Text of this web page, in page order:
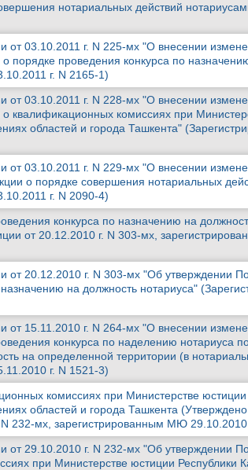
нотариальных действий
от 03.10.2011 г. N 225-мх "О внесении
порядке проведения конкурса по
г. N 2165-1)
от 03.10.2011 г. N 228-мх "О внесении
квалификационных комиссиях при
областей и города Ташкента"
от 03.10.2011 г. N 229-мх "О внесении
о порядке совершения нотариальных
г. N 2090-4)
конкурса по назначению на
от 20.12.2010 г. N 303-мх,
от 20.12.2010 г. N 303-мх "Об утверждении
на должность нотариуса"
от 15.11.2010 г. N 264-мх "О внесении
конкурса по наделению нотариуса
на определенной территории (в
г. N 1521-3)
комиссиях при Министерстве юстиции
областей и города Ташкента
232-мх, зарегистрированным МЮ 29.10.2010
от 29.10.2010 г. N 232-мх "Об утверждении
при Министерстве юстиции Республики